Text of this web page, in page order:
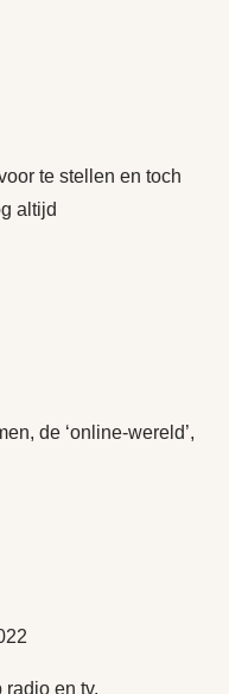
te stellen en toch
altijd
de ‘online-wereld’,
en tv.